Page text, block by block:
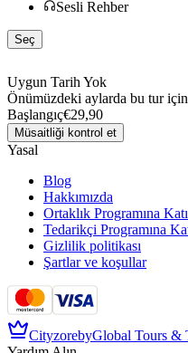
Sesli Rehber
Seç
Uygun Tarih Yok
Önümüzdeki aylarda bu tur
Başlangıç€29,90
Müsaitliği kontrol et
Yasal
Blog
Hakkımızda
Ortaklık Programına
Tedarikçi Programına
Gizlilik politikası
Şartlar ve koşullar
CityzorebyGlobal Tours &